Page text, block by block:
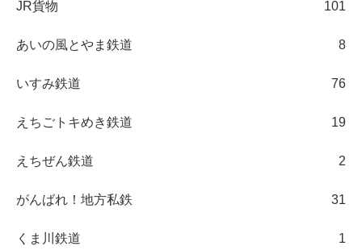
JR貨物 101
あいの風とやま鉄道 8
いすみ鉄道 76
えちごトキめき鉄道 19
えちぜん鉄道 2
がんばれ！地方私鉄 31
くま川鉄道 1